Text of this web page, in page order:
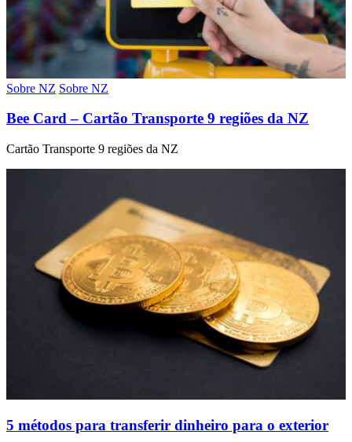
Sobre NZ Sobre NZ
Bee Card – Cartão Transporte 9 regiões da NZ
Cartão Transporte 9 regiões da NZ
5 métodos para transferir dinheiro para o exterior